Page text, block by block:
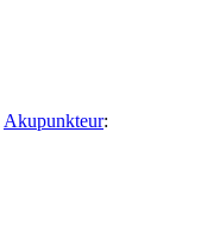
Akupunkteur: